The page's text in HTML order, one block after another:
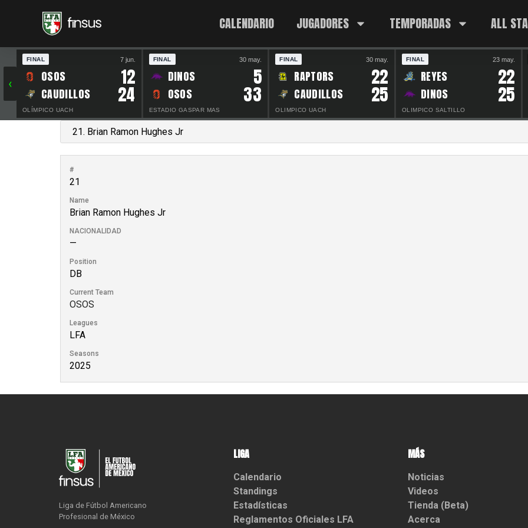
CALENDARIO JUGADORES TEMPORADAS ALL
‹
FINAL 7 jun.
OSOS 12
CAUDILLOS 24
OLÍMPICO UACH
FINAL 30 may.
DINOS 5
OSOS 33
ESTADIO GASPAR MAS
FINAL 30 may.
RAPTORS 22
CAUDILLOS 25
OLIMPICO UACH
FINAL 23 may.
REYES 22
DINOS 25
OLIMPICO SALTILLO
#
21
Name
Brian Ramon Hughes Jr
NACIONALIDAD
—
Position
DB
Current Team
OSOS
Leagues
LFA
Seasons
2025
Liga de Fútbol Americano
Profesional de México
LIGA
Calendario
Standings
Estadísticas
Reglamentos Oficiales LFA
MÁS
Noticias
Videos
Tienda (Beta)
Acerca